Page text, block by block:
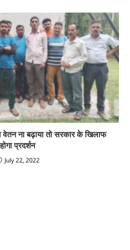
वेतन ना बढ़ाया तो सरकार के खिलाफ
होगा प्रदर्शन
July 22, 2022